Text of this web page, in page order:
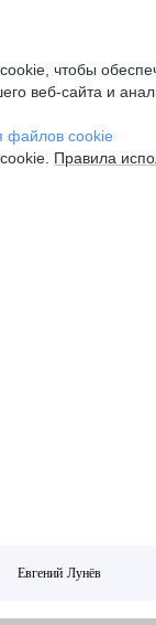
чтобы
веб-сайта и
файлов cookie
Правила
Евгений Лунёв